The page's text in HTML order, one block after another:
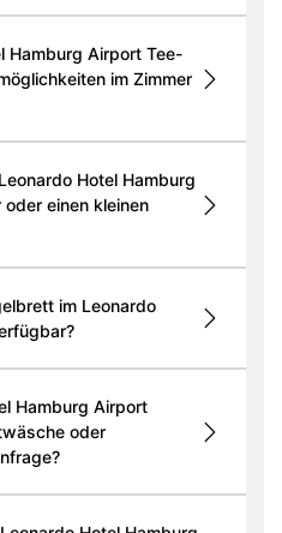
Hamburg Airport Tee-
im Zimmer
Hotel Hamburg
einen kleinen
im Leonardo
Hamburg Airport
oder